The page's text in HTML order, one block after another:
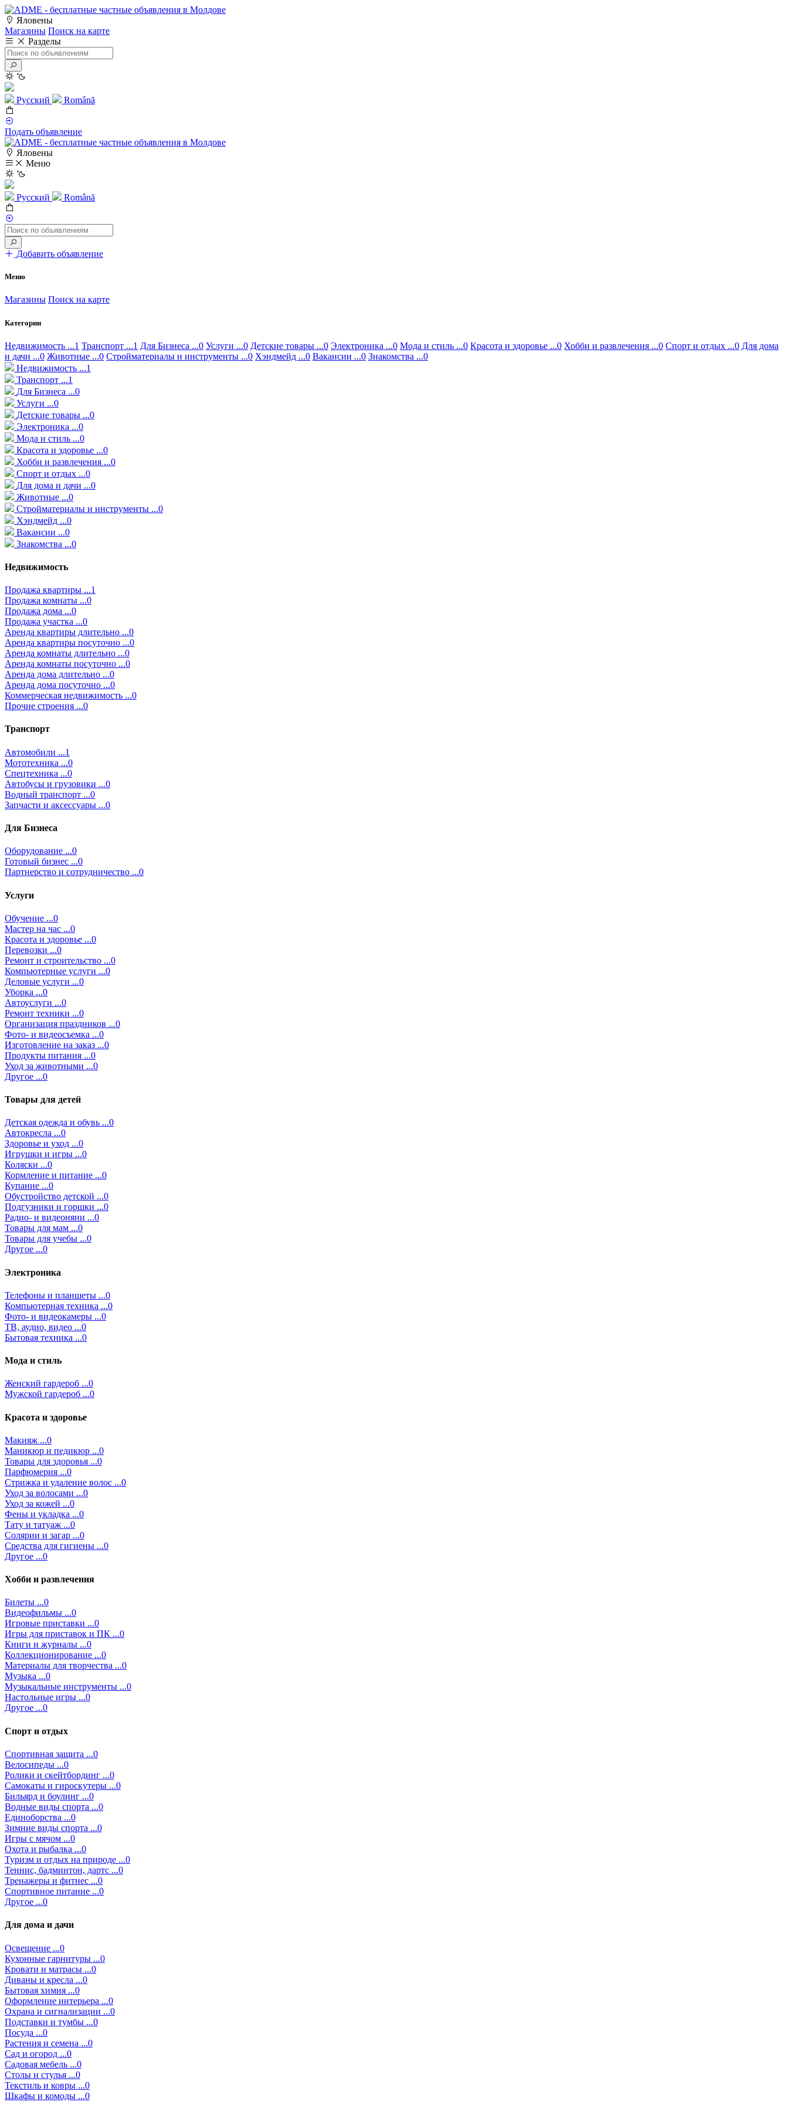
Яловены
Магазины Поиск на карте
Разделы
Русский Română
Подать объявление
Яловены
Меню
Русский Română
Добавить объявление
Меню
Магазины Поиск на карте
Категории
Недвижимость ...1 Транспорт ...1 Для Бизнеса ...0 Услуги ...0 Детские товары ...0 Электроника ...0 Мода и стиль ...0 Красота и здоровье ...0 Хобби и развлечения ...0 Спорт и отдых ...0 Для дома
и дачи ...0 Животные ...0 Стройматериалы и инструменты ...0 Хэндмейд ...0 Вакансии ...0 Знакомства ...0
Недвижимость ...1
Транспорт ...1
Для Бизнеса ...0
Услуги ...0
Детские товары ...0
Электроника ...0
Мода и стиль ...0
Красота и здоровье ...0
Хобби и развлечения ...0
Спорт и отдых ...0
Для дома и дачи ...0
Животные ...0
Стройматериалы и инструменты ...0
Хэндмейд ...0
Вакансии ...0
Знакомства ...0
Недвижимость
Продажа квартиры ...1
Продажа комнаты ...0
Продажа дома ...0
Продажа участка ...0
Аренда квартиры длительно ...0
Аренда квартиры посуточно ...0
Аренда комнаты длительно ...0
Аренда комнаты посуточно ...0
Аренда дома длительно ...0
Аренда дома посуточно ...0
Коммерческая недвижимость ...0
Прочие строения ...0
Транспорт
Автомобили ...1
Мототехника ...0
Спецтехника ...0
Автобусы и грузовики ...0
Водный транспорт ...0
Запчасти и аксессуары ...0
Для Бизнеса
Оборудование ...0
Готовый бизнес ...0
Партнерство и сотрудничество ...0
Услуги
Обучение ...0
Мастер на час ...0
Красота и здоровье ...0
Перевозки ...0
Ремонт и строительство ...0
Компьютерные услуги ...0
Деловые услуги ...0
Уборка ...0
Автоуслуги ...0
Ремонт техники ...0
Организация праздников ...0
Фото- и видеосъемка ...0
Изготовление на заказ ...0
Продукты питания ...0
Уход за животными ...0
Другое ...0
Товары для детей
Детская одежда и обувь ...0
Автокресла ...0
Здоровье и уход ...0
Игрушки и игры ...0
Коляски ...0
Кормление и питание ...0
Купание ...0
Обустройство детской ...0
Подгузники и горшки ...0
Радио- и видеоняни ...0
Товары для мам ...0
Товары для учебы ...0
Другое ...0
Электроника
Телефоны и планшеты ...0
Компьютерная техника ...0
Фото- и видеокамеры ...0
ТВ, аудио, видео ...0
Бытовая техника ...0
Мода и стиль
Женский гардероб ...0
Мужской гардероб ...0
Красота и здоровье
Макияж ...0
Маникюр и педикюр ...0
Товары для здоровья ...0
Парфюмерия ...0
Стрижка и удаление волос ...0
Уход за волосами ...0
Уход за кожей ...0
Фены и укладка ...0
Тату и татуаж ...0
Солярии и загар ...0
Средства для гигиены ...0
Другое ...0
Хобби и развлечения
Билеты ...0
Видеофильмы ...0
Игровые приставки ...0
Игры для приставок и ПК ...0
Книги и журналы ...0
Коллекционирование ...0
Материалы для творчества ...0
Музыка ...0
Музыкальные инструменты ...0
Настольные игры ...0
Другое ...0
Спорт и отдых
Спортивная защита ...0
Велосипеды ...0
Ролики и скейтбординг ...0
Самокаты и гироскутеры ...0
Бильярд и боулинг ...0
Водные виды спорта ...0
Единоборства ...0
Зимние виды спорта ...0
Игры с мячом ...0
Охота и рыбалка ...0
Туризм и отдых на природе ...0
Теннис, бадминтон, дартс ...0
Тренажеры и фитнес ...0
Спортивное питание ...0
Другое ...0
Для дома и дачи
Освещение ...0
Кухонные гарнитуры ...0
Кровати и матрасы ...0
Диваны и кресла ...0
Бытовая химия ...0
Оформление интерьера ...0
Охрана и сигнализации ...0
Подставки и тумбы ...0
Посуда ...0
Растения и семена ...0
Сад и огород ...0
Садовая мебель ...0
Столы и стулья ...0
Текстиль и ковры ...0
Шкафы и комоды ...0